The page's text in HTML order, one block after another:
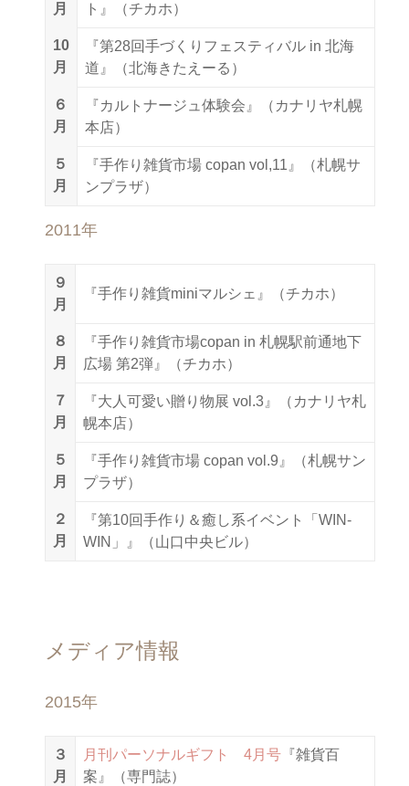
月
ト』（チカホ）
10
月
『第28回手づくりフェスティバル in 北海
道』（北海きたえーる）
６
月
『カルトナージュ体験会』（カナリヤ札幌
本店）
５
月
『手作り雑貨市場 copan vol,11』（札幌サ
ンプラザ）
2011年
９
月
『手作り雑貨miniマルシェ』（チカホ）
８
月
『手作り雑貨市場copan in 札幌駅前通地下
広場 第2弾』（チカホ）
７
月
『大人可愛い贈り物展 vol.3』（カナリヤ札
幌本店）
５
月
『手作り雑貨市場 copan vol.9』（札幌サン
プラザ）
２
月
『第10回手作り＆癒し系イベント「WIN-
WIN」』（山口中央ビル）
メディア情報
2015年
３
月
月刊パーソナルギフト 4月号 『雑貨百
案』（専門誌）